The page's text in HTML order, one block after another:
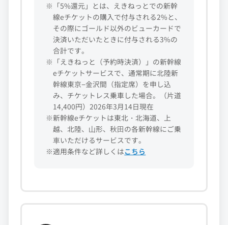
※「5%還元」とは、えきねっとでの新幹
線eチケットの購入で付与される2%と、
その際にゴールド以外のビューカードで
決済いただいたときに付与される3%の
合計です。
※「えきねっと（予約時決済）」の新幹線
eチケットサービスで、通常期に北陸新
幹線東京−金沢間（指定席）を申し込
み、チケットレス乗車した場合。（片道
14,400円）2026年3月14日現在
※新幹線eチケットは東北・北海道、上
越、北陸、⼭形、秋⽥の各新幹線にご乗
⾞いただけるサービスです。
※適用条件など詳しくはこちら